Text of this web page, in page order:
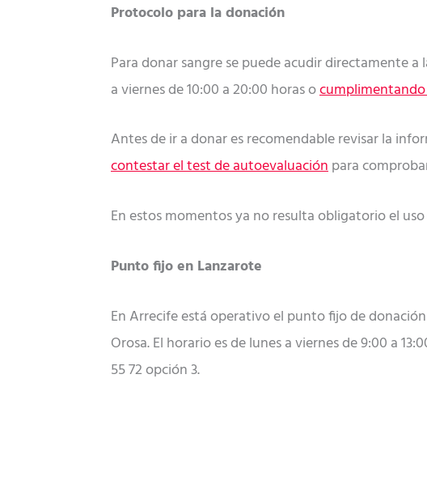
Protocolo para la donación
Para donar sangre se puede acudir directamente
a viernes de 10:00 a 20:00 horas o
Antes de ir a donar es recomendable revisar la
contestar el test de autoevaluaciónpara
En estos momentos ya no resulta obligatorio el
Punto fijo en Lanzarote
En Arrecife está operativo el punto fijo de
Orosa. El horario es de lunes a viernes de 9:00 a
55 72 opción 3.